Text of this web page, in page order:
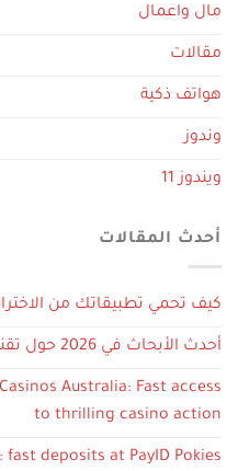
مال واعمال
مقالات
هواتف ذكية
وندوز
ويندوز 11
أحدث المقالات
كيف تحمي تطبيقاتك من
أحدث الأبحاث في 2026 حول تقنيات تخزين البيانات
Australia: Fast access
to thrilling casino action
deposits at PayID Pokies